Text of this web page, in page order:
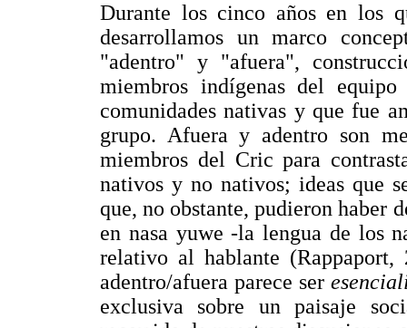
Durante los cinco años en los
desarrollamos un marco
"adentro" y "afuera",
miembros indígenas del
comunidades nativas y que fue
grupo. Afuera y adentro son
miembros del Cric para
nativos y no nativos; ideas que
que, no obstante, pudieron haber
en nasa yuwe -la lengua de los
relativo al hablante
adentro/afuera parece ser
exclusiva sobre un paisaje